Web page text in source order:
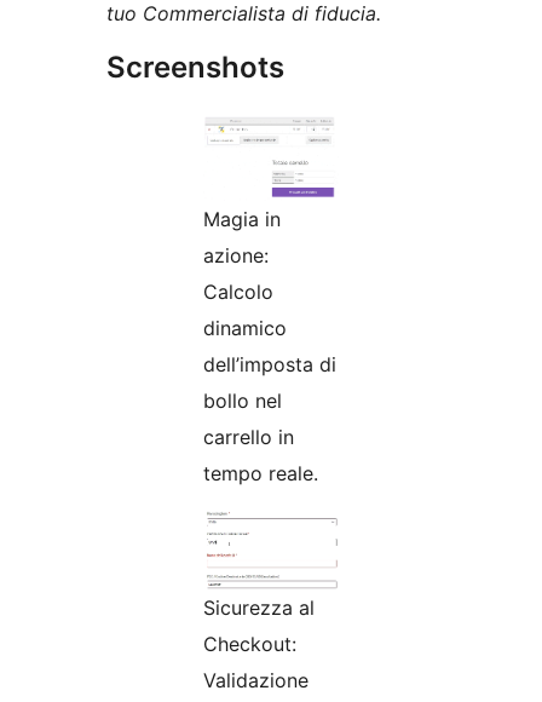
tuo Commercialista di fiducia.
Screenshots
Magia in
azione:
Calcolo
dinamico
dell’imposta di
bollo nel
carrello in
tempo reale.
Sicurezza al
Checkout:
Validazione